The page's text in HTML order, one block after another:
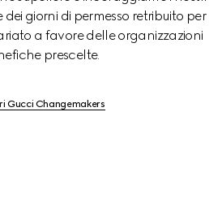
giorni di permesso retribuito per
a favore delle organizzazioni
prescelte.
Gucci Changemakers